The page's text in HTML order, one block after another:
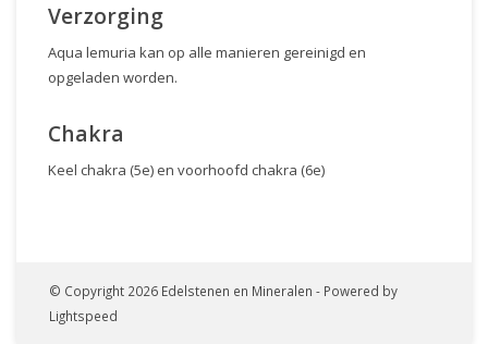
Verzorging
Aqua lemuria kan op alle manieren gereinigd en
opgeladen worden.
Chakra
Keel chakra (5e) en voorhoofd chakra (6e)
© Copyright 2026 Edelstenen en Mineralen - Powered by
Lightspeed